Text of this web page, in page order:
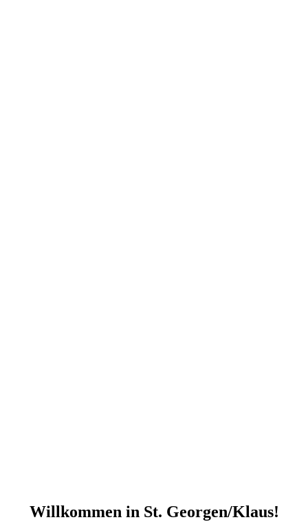
Willkommen in St. Georgen/Klaus!